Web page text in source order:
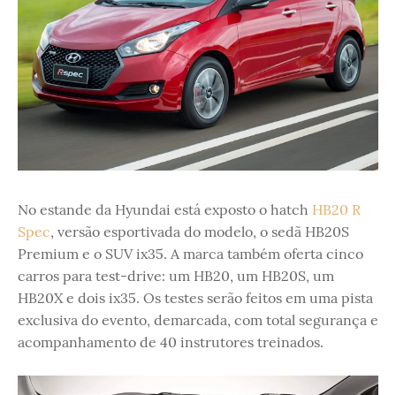
No estande da Hyundai está exposto o hatch HB20 R
Spec, versão esportivada do modelo, o sedã HB20S
Premium e o SUV ix35. A marca também oferta cinco
carros para test-drive: um HB20, um HB20S, um
HB20X e dois ix35. Os testes serão feitos em uma pista
exclusiva do evento, demarcada, com total segurança e
acompanhamento de 40 instrutores treinados.